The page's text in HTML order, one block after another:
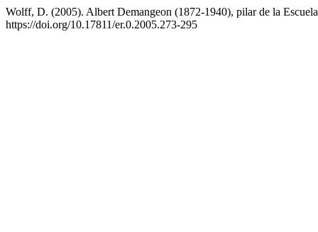
Wolff, D. (2005). Albert Demangeon (1872-1940), pilar de la
https://doi.org/10.17811/er.0.2005.273-295